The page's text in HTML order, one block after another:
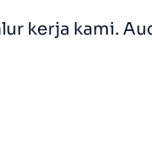
saya perlu
Studio